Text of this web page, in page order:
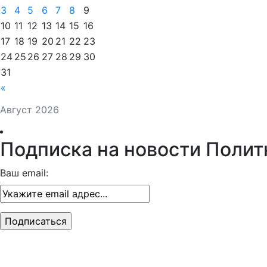
Август 2026
«
3
4 5 6 7 8
9
10 11 12 13 14 15 16
17 18 19 20 21 22 23
24 25 26 27 28 29 30
31
Подписка на новости
Ваш email: